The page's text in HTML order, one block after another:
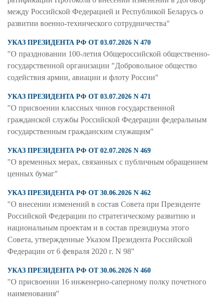
между Российской Федерацией и Республикой Беларусь о
развитии военно-технического сотрудничества"
УКАЗ ПРЕЗИДЕНТА РФ ОТ 03.07.2026 N 470
"О праздновании 100-летия Общероссийской общественно-
государственной организации "Добровольное общество
содействия армии, авиации и флоту России"
УКАЗ ПРЕЗИДЕНТА РФ ОТ 03.07.2026 N 471
"О присвоении классных чинов государственной
гражданской службы Российской Федерации федеральным
государственным гражданским служащим"
УКАЗ ПРЕЗИДЕНТА РФ ОТ 02.07.2026 N 469
"О временных мерах, связанных с публичным обращением
ценных бумаг"
УКАЗ ПРЕЗИДЕНТА РФ ОТ 30.06.2026 N 462
"О внесении изменений в состав Совета при Президенте
Российской Федерации по стратегическому развитию и
национальным проектам и в состав президиума этого
Совета, утвержденные Указом Президента Российской
Федерации от 6 февраля 2020 г. N 98"
УКАЗ ПРЕЗИДЕНТА РФ ОТ 30.06.2026 N 460
"О присвоении 16 инженерно-саперному полку почетного
наименования"